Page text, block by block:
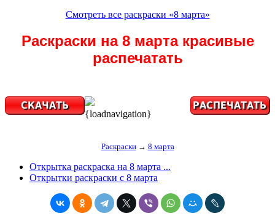
Смотреть все раскраски «8 марта»
Раскраски на 8 марта красивые
распечатать
{loadnavigation}
Раскраски→ 8 марта
Открытка раскраска на 8 марта ...
Открытки раскраски с 8 марта